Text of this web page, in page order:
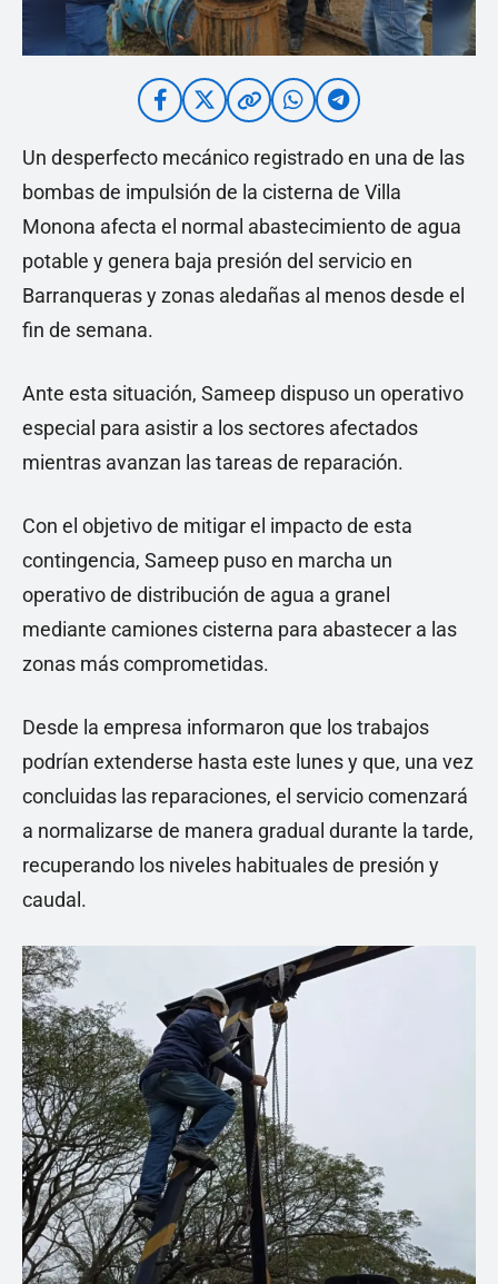
Un desperfecto mecánico registrado en una de las
bombas de impulsión de la cisterna de Villa
Monona afecta el normal abastecimiento de agua
potable y genera baja presión del servicio en
Barranqueras y zonas aledañas al menos desde el
fin de semana.
Ante esta situación, Sameep dispuso un operativo
especial para asistir a los sectores afectados
mientras avanzan las tareas de reparación.
Con el objetivo de mitigar el impacto de esta
contingencia, Sameep puso en marcha un
operativo de distribución de agua a granel
mediante camiones cisterna para abastecer a las
zonas más comprometidas.
Desde la empresa informaron que los trabajos
podrían extenderse hasta este lunes y que, una vez
concluidas las reparaciones, el servicio comenzará
a normalizarse de manera gradual durante la tarde,
recuperando los niveles habituales de presión y
caudal.